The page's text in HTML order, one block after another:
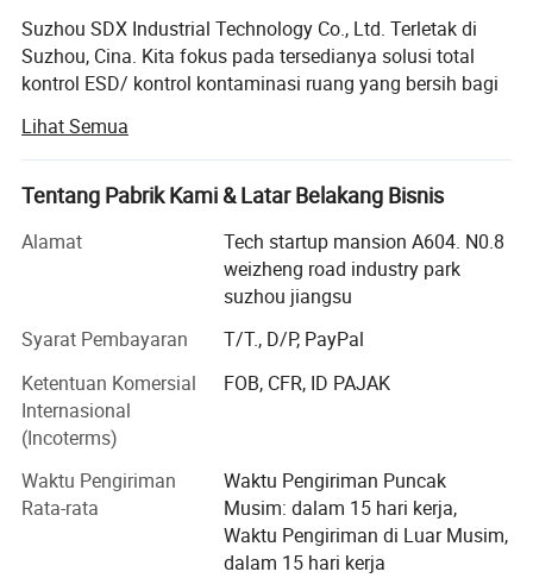
Suzhou SDX Industrial Technology Co., Ltd. Terletak di
Suzhou, Cina. Kita fokus pada tersedianya solusi total
kontrol ESD/ kontrol kontaminasi ruang yang bersih bagi
Kami adalah salah satu yang pertama mendapatkan
sistem ISO9001 Quality dan ISO14001. Untuk memenuhi
persyaratan yang paling ketat bagi pelanggan teknologi
tinggi, kami memperkenalkan peralatan produksi
profesional paling mutakhir dan perlengkapan pengujian
lengkap untuk kontaminasi dan anti-statis, pusat
yang telah ditetapkan.
Kami menyediakan produk ruang ESD dan bersih, mereka
beragam mulai dari pembersih wiper/pembersih ruangan,
kain anti-statis, pakaian/ sepatu pengaman, sepatu anti-
statik, masker wajah bersih, masker wajah, masker
pembersih, masker karbon aktif, alas kaki biasa/lengket,
sarung tangan anti-statis/blower kamar yang bersih,
monitor muatan elektrostatis on-line, dan komponen lain
Lihat Semua
Tentang Pabrik Kami & Latar Belakang Bisnis
Alamat
Tech startup mansion A604. N0.8
weizheng road industry park
suzhou jiangsu
Syarat Pembayaran
T/T., D/P, PayPal
Ketentuan Komersial
Internasional
(Incoterms)
FOB, CFR, ID PAJAK
Waktu Pengiriman
Rata-rata
Waktu Pengiriman Puncak
Musim: dalam 15 hari kerja,
Waktu Pengiriman di Luar Musim,
dalam 15 hari kerja